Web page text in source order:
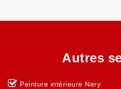
Autres
Peinture intérieure Nery